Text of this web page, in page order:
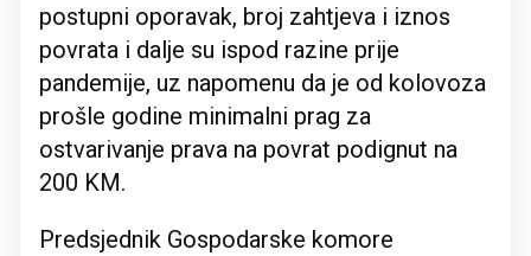
postupni oporavak, broj zahtjeva i iznos
povrata i dalje su ispod razine prije
pandemije, uz napomenu da je od kolovoza
prošle godine minimalni prag za
ostvarivanje prava na povrat podignut na
200 KM.
Predsjednik Gospodarske komore